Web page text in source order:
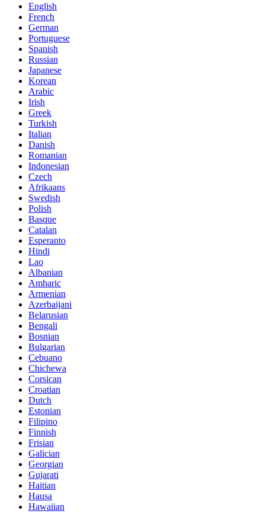
English
French
German
Portuguese
Spanish
Russian
Japanese
Korean
Arabic
Irish
Greek
Turkish
Italian
Danish
Romanian
Indonesian
Czech
Afrikaans
Swedish
Polish
Basque
Catalan
Esperanto
Hindi
Lao
Albanian
Amharic
Armenian
Azerbaijani
Belarusian
Bengali
Bosnian
Bulgarian
Cebuano
Chichewa
Corsican
Croatian
Dutch
Estonian
Filipino
Finnish
Frisian
Galician
Georgian
Gujarati
Haitian
Hausa
Hawaiian